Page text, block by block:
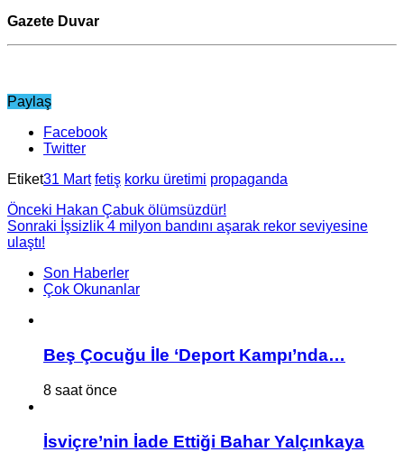
Gazete Duvar
Paylaş
Facebook
Twitter
Etiket31 Mart fetiş korku üretimi propaganda
Önceki Hakan Çabuk ölümsüzdür!
Sonraki İşsizlik 4 milyon bandını aşarak rekor seviyesine
ulaştı!
Son Haberler
Çok Okunanlar
Beş Çocuğu İle ‘Deport Kampı’nda…
8 saat önce
İsviçre’nin İade Ettiği Bahar Yalçınkaya